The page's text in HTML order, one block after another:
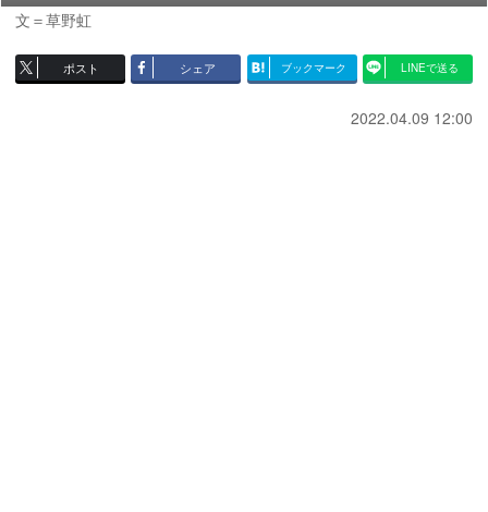
文＝草野虹
ポスト シェア ブックマーク LINEで送る
2022.04.09 12:00